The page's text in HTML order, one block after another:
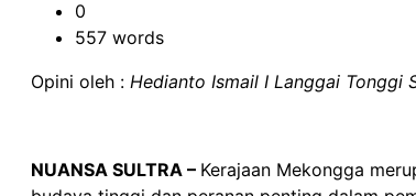
0
557 words
Opini oleh : Hedianto Ismail I Langgai Tonggi
NUANSA SULTRA – Kerajaan Mekongga